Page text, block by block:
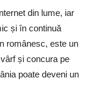
din lume, iar
și în continuă
românesc, este un
și concura pe
poate deveni un